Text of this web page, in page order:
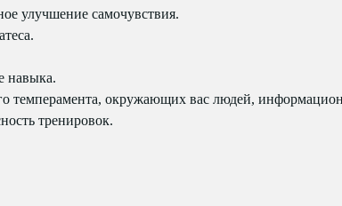
улучшение самочувствия.
навыка.
темперамента, окружающих вас людей,
тренировок.